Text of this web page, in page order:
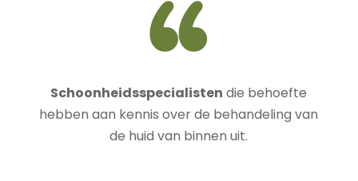
Schoonheidsspecialisten die behoefte
hebben aan kennis over de behandeling van
de huid van binnen uit.